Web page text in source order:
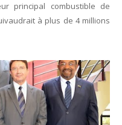
principal combustible de
à plus de 4 millions